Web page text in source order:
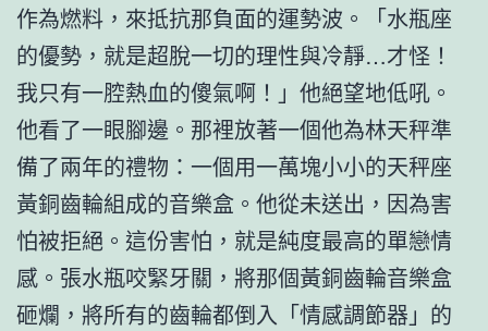
作為燃料，來抵抗那負面的運勢波。「水瓶座
的優勢，就是超脫一切的理性與冷靜…才怪！
我只有一腔熱血的傻氣啊！」他絕望地低吼。
他看了一眼腳邊。那裡放著一個他為林天秤準
備了兩年的禮物：一個用一萬塊小小的天秤座
黃銅齒輪組成的音樂盒。他從未送出，因為害
怕被拒絕。這份害怕，就是純度最高的單戀情
感。張水瓶咬緊牙關，將那個黃銅齒輪音樂盒
砸爛，將所有的齒輪都倒入「情感調節器」的